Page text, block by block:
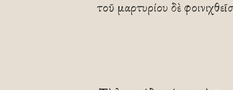
τοῦ μαρτυρίου δὲ